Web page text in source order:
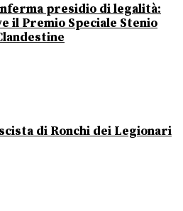
presidio di legalità:
il Premio Speciale Stenio
di Ronchi dei Legionari